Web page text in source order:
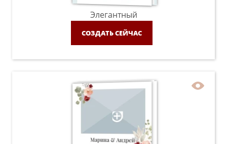
Элегантный
СОЗДАТЬ СЕЙЧАС